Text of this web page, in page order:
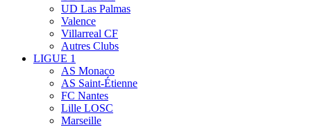
UD Las Palmas
Valence
Villarreal CF
Autres Clubs
LIGUE 1
AS Monaco
AS Saint-Étienne
FC Nantes
Lille LOSC
Marseille